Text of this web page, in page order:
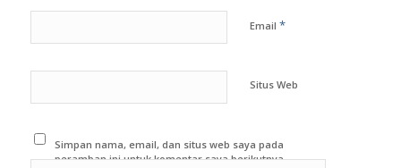
Email *
Situs Web
Simpan nama, email, dan situs web saya pada
peramban ini untuk komentar saya berikutnya.